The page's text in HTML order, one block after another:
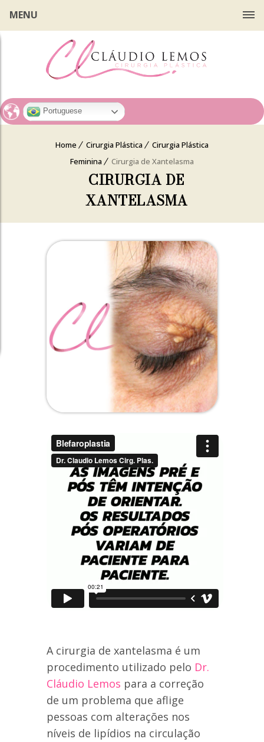
Portuguese
MENU
Home Cirurgia Plástica
Cirurgia Plástica
Feminina
Cirurgia de Xantelasma
CIRURGIA DE
XANTELASMA
A cirurgia de xantelasma é um
procedimento utilizado pelo Dr.
Cláudio Lemos para a correção
de um problema que aflige
pessoas com alterações nos
níveis de lipídios na circulação